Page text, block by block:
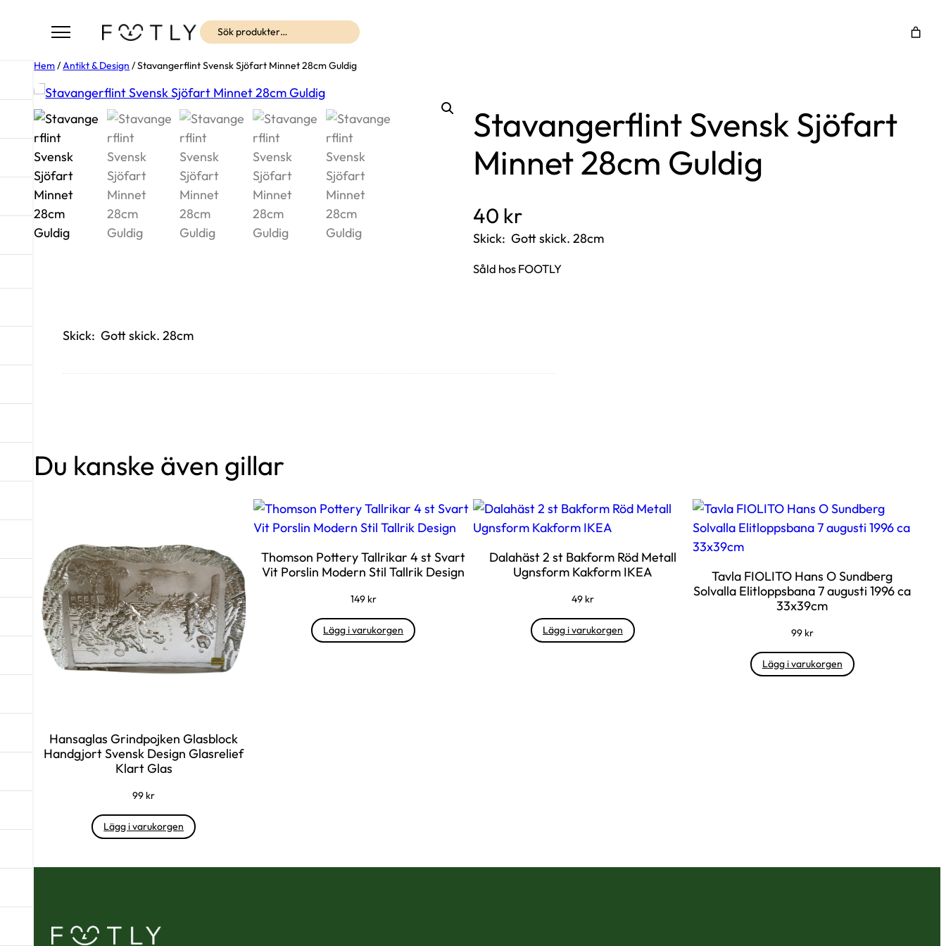
Sök
Hem/Antikt & Design / Stavangerflint Svensk Sjöfart Minnet 28cm Guldig
Stavangerflint Svensk Sjöfart
Minnet 28cm Guldig
40 kr
Skick: Gott skick. 28cm
Såld hos FOOTLY
Skick: Gott skick. 28cm
Du kanske även gillar
Hansaglas Grindpojken Glasblock
Handgjort Svensk Design Glasrelief
Klart Glas
99 kr
Lägg i varukorgen
Thomson Pottery Tallrikar 4 st Svart
Vit Porslin Modern Stil Tallrik Design
149 kr
Lägg i varukorgen
Dalahäst 2 st Bakform Röd Metall
Ugnsform Kakform IKEA
49 kr
Lägg i varukorgen
Tavla FIOLITO Hans O Sundberg
Solvalla Elitloppsbana 7 augusti 1996 ca
33x39cm
99 kr
Lägg i varukorgen